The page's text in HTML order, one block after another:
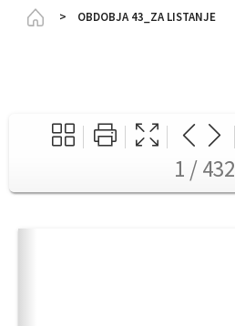
HomepageOBDOBJA 43_ZA LISTANJE
1 / 432